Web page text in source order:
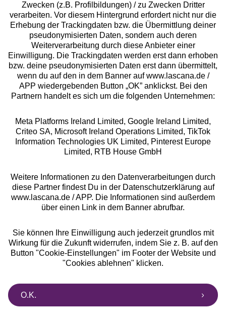
Beratung
Über uns
Rechtliches
Alle Preise inkl. MwSt., zzgl.
Versandkosten
** Bonität vorausgesetzt, berechtigt zur Bonitätsprüfung
Zwecken (z.B. Profilbildungen) / zu Zwecken Dritter
verarbeiten. Vor diesem Hintergrund erfordert nicht nur die
Erhebung der Trackingdaten bzw. die Übermittlung deiner
pseudonymisierten Daten, sondern auch deren
Weiterverarbeitung durch diese Anbieter einer
Einwilligung. Die Trackingdaten werden erst dann erhoben
bzw. deine pseudonymisierten Daten erst dann übermittelt,
wenn du auf den in dem Banner auf www.lascana.de /
APP wiedergebenden Button „OK” anklickst. Bei den
Partnern handelt es sich um die folgenden Unternehmen:
Meta Platforms Ireland Limited, Google Ireland Limited,
Criteo SA, Microsoft Ireland Operations Limited, TikTok
Information Technologies UK Limited, Pinterest Europe
Limited, RTB House GmbH
Weitere Informationen zu den Datenverarbeitungen durch
diese Partner findest Du in der Datenschutzerklärung auf
www.lascana.de / APP. Die Informationen sind außerdem
über einen Link in dem Banner abrufbar.
Sie können Ihre Einwilligung auch jederzeit grundlos mit
Wirkung für die Zukunft widerrufen, indem Sie z. B. auf den
Button "Cookie-Einstellungen" im Footer der Website und
"Cookies ablehnen" klicken.
O.K.